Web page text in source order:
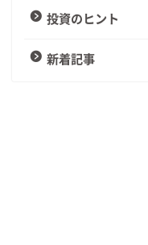
投資のヒント
新着記事